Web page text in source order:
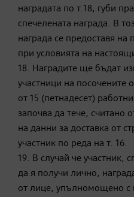
наградата по т.18, губи
спечелената награда. В
награда се предоставя на
при условията на
18. Наградите ще бъдат
участници на посочените
от 15 (петнадесет)
започва да тече, считано
на данни за доставка от
участник по реда на т. 16.
19. В случай че участник,
да я получи лично,
от лице, упълномощено с